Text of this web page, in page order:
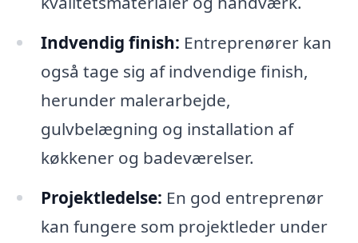
Indvendig finish: Entreprenører kan
også tage sig af indvendige finish,
herunder malerarbejde,
gulvbelægning og installation af
køkkener og badeværelser.
Projektledelse: En god entreprenør
kan fungere som projektleder under